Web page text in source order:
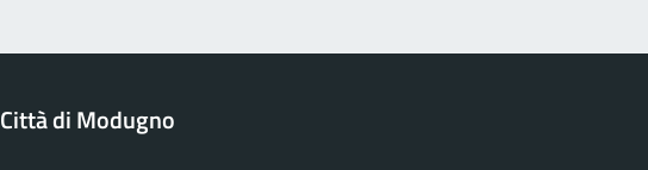
Città di Modugno